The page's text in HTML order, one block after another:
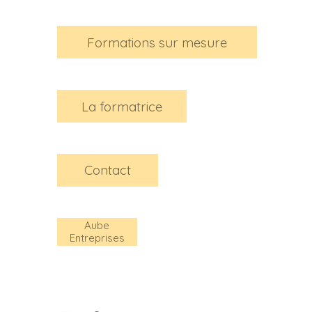
Formations sur mesure
La formatrice
Contact
Aube
Entreprises